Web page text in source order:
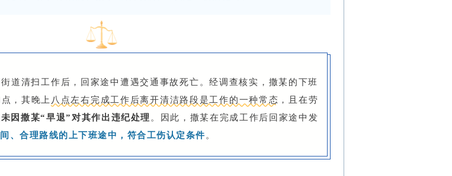
道清扫工作后，回家途中遭遇交通事故死亡。经调查核实，撒某的下班
，其晚上 八点左右完成工作后离开清洁路段是工作的一种常态 ，且在劳
因撒某“早退”对其作出违纪处理。因此，撒某在完成工作后回家途中发
、合理路线的上下班途中 ，符合工伤认定条件。